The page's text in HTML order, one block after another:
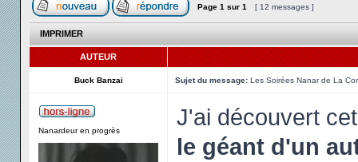
Page 1 sur 1 [ 12 messages ]
IMPRIMER
AUTEUR
Buck Banzai Sujet du message: Les Soirées Nanar de La
Nanardeur en progrès
J'ai découvert
le géant d'un